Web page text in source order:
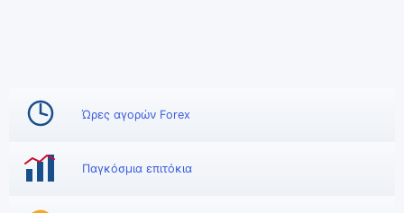
Ώρες αγορών Forex
Παγκόσμια επιτόκια